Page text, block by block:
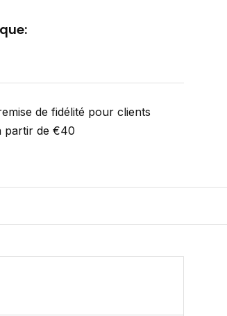
de fidélité pour clients
partir de €40